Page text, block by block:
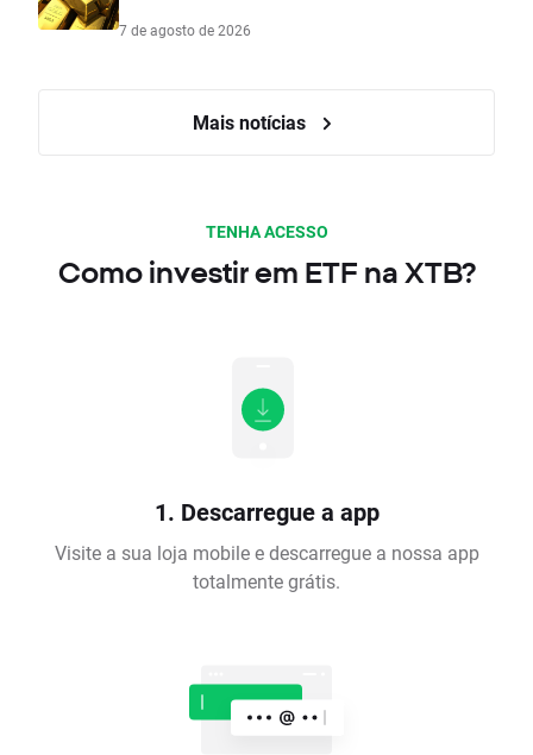
7 de agosto de 2026
Mais notícias
TENHA ACESSO
Como investir em ETF na XTB?
1. Descarregue a app
Visite a sua loja mobile e descarregue a nossa app
totalmente grátis.